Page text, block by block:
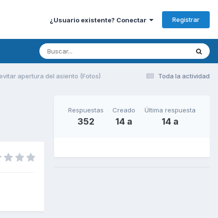
¿Usuario existente? Conectar Registrar
Toda la actividad
apertura del asiento (Fotos)
Respuestas
352
Creado
14 a
Última respuesta
14 a